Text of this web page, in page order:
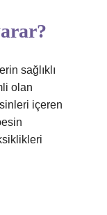
sağlıklı
olan
içeren